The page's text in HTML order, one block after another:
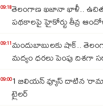
09:18తెలంగాణ ఖజానా ఖాళీ..
పథకాలపై హైకోర్టు తీవ్ర ఆందోళన..
నిలదీత..
09:11మందుబాబులకు షాక్..
మద్యం ధరలు పెంపు దిశగా
09:001 బిలియన్ వ్యూస్ దాటిన
ట్రైలర్